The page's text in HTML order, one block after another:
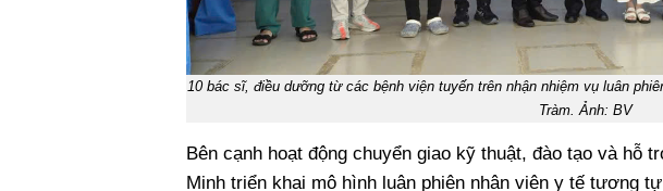
10 bác sĩ, điều dưỡng từ các bệnh viện tuyến trên nhận nhiệm vụ luân
Tràm. Ảnh: BV
Bên cạnh hoạt động chuyển giao kỹ thuật, đào tạo và hỗ
Minh triển khai mô hình luân phiên nhân viên y tế tương